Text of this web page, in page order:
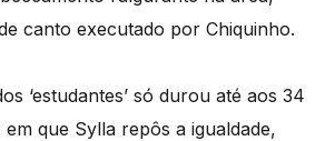
canto executado por Chiquinho.
‘estudantes’ só durou até aos 34
que Sylla repôs a igualdade,